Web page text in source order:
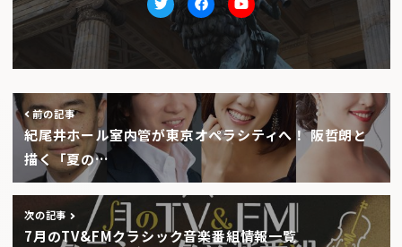
TwitterfacebookYoutube
前の記事
紀尾井ホール室内管が東京オペラシティへ！ 阪哲朗と
描く「夏の…
次の記事
7月のTV&FMクラシック音楽番組情報一覧